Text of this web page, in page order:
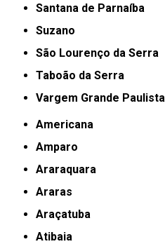
Santana de Parnaíba
Suzano
São Lourenço da Serra
Taboão da Serra
Vargem Grande Paulista
Americana
Amparo
Araraquara
Araras
Araçatuba
Atibaia